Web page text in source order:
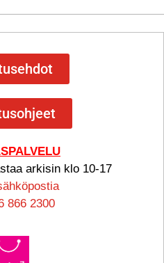
arkisin klo 10-17
866 2300